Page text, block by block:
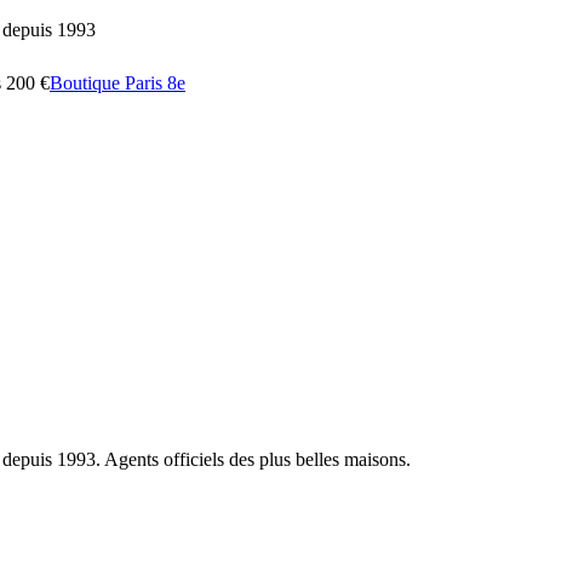
1993
200 €Boutique Paris 8e
1993. Agents officiels des plus belles maisons.